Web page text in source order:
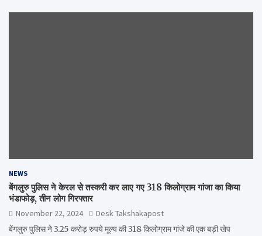
NEWS
बेंगलुरु पुलिस ने केरल से तस्करी कर लाए गए 318 किलोग्राम गांजा का किया
भंडाफोड़, तीन लोग गिरफ्तार
November 22, 2024
Desk Takshakapost
बेंगलुरु पुलिस ने 3.25 करोड़ रुपये मूल्य की 318 किलोग्राम गांजे की एक बड़ी खेप